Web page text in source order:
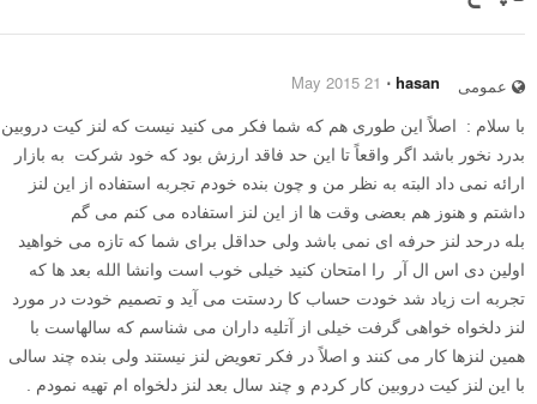
عمومی hasan
⋅
21 May 2015
با سلام : اصلاً این طوری هم که شما فکر می کنید نیست که لنز کیت دروبین
بدرد نخور باشد اگر واقعاً تا این حد فاقد ارزش بود که خود شرکت به بازار
ارائه نمی داد البته به نظر من و چون بنده خودم تجربه استفاده از این لنز
داشتم و هنوز هم بعضی وقت ها از این لنز استفاده می کنم می گم
بله درحد لنز حرفه ای نمی باشد ولی حداقل برای شما که تازه می خواهید
اولین دی اس ال آر را امتحان کنید خیلی خوب است وانشا الله بعد ها که
تجربه ات زیاد شد خودت حساب کا ردستت می آید و تصمیم خودت در مورد
لنز دلخواه خواهی گرفت خیلی از آتلیه داران می شناسم که سالهاست با
همین لنزها کار می کنند و اصلاً در فکر تعویض لنز نیستند ولی بنده چند سالی
با این لنز کیت دروبین کار کردم و چند سال بعد لنز دلخواه ام تهیه نمودم .